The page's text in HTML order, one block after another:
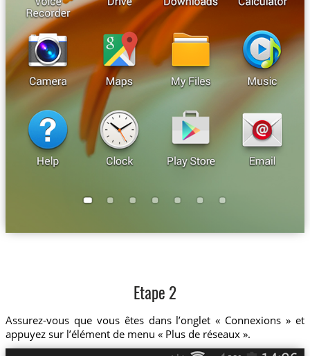
Etape 2
Assurez-vous que vous êtes dans l’onglet « Connexions » et
appuyez sur l’élément de menu « Plus de réseaux ».